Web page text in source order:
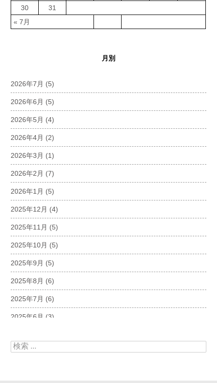
« 7月
30
31
月別
2026年7月 (5)
2026年6月 (5)
2026年5月 (4)
2026年4月 (2)
2026年3月 (1)
2026年2月 (7)
2026年1月 (5)
2025年12月 (4)
2025年11月 (5)
2025年10月 (5)
2025年9月 (5)
2025年8月 (6)
2025年7月 (6)
2025年6月 (3)
2025年4月(5)
検索: